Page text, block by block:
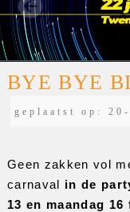
BYE BYE
geplaatst op: 20-
Geen zakken vol
carnaval in de
13 en maandag